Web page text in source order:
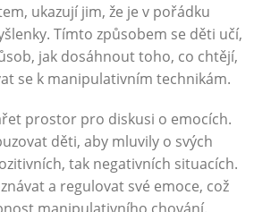
ukazují jim, že je v pořádku
Tímto způsobem se děti učí,
jak dosáhnout toho, co chtějí,
se k manipulativním technikám.
prostor pro diskusi o emocích.
děti, aby mluvily o svých
tak negativních situacích.
a regulovat své emoce, což